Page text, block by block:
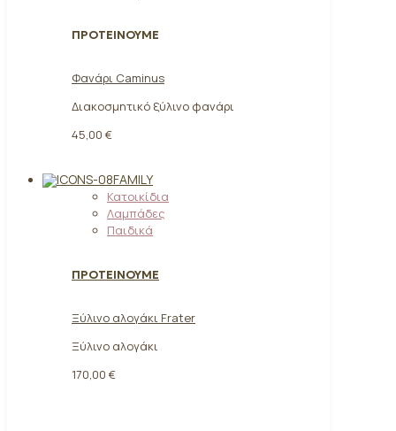
ΠΡΟΤΕΙΝΟΥΜΕ
Φανάρι Caminus
Διακοσμητικό ξύλινο φανάρι
45,00 €
FAMILY
Κατοικίδια
Λαμπάδες
Παιδικά
ΠΡΟΤΕΙΝΟΥΜΕ
Ξύλινο αλογάκι Frater
Ξύλινο αλογάκι
170,00 €